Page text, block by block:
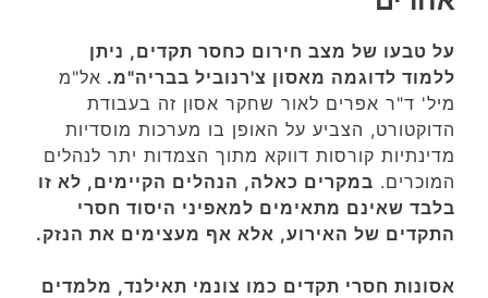
על טבעו של מצב חירום כחסר תקדים, ניתן
ללמוד לדוגמה מאסון צ'רנוביל בבריה"מ. אל"מ
מיל' ד"ר אפרים לאור שחקר אסון זה בעבודת
הדוקטורט, הצביע על האופן בו מערכות מוסדיות
מדינתיות קורסות דווקא מתוך הצמדות יתר לנהלים
המוכרים. במקרים כאלה, הנהלים הקיימים, לא זו
בלבד שאינם מתאימים למאפיני היסוד חסרי
התקדים של האירוע, אלא אף מעצימים את הנזק.
אסונות חסרי תקדים כמו צונמי תאילנד, מלמדים